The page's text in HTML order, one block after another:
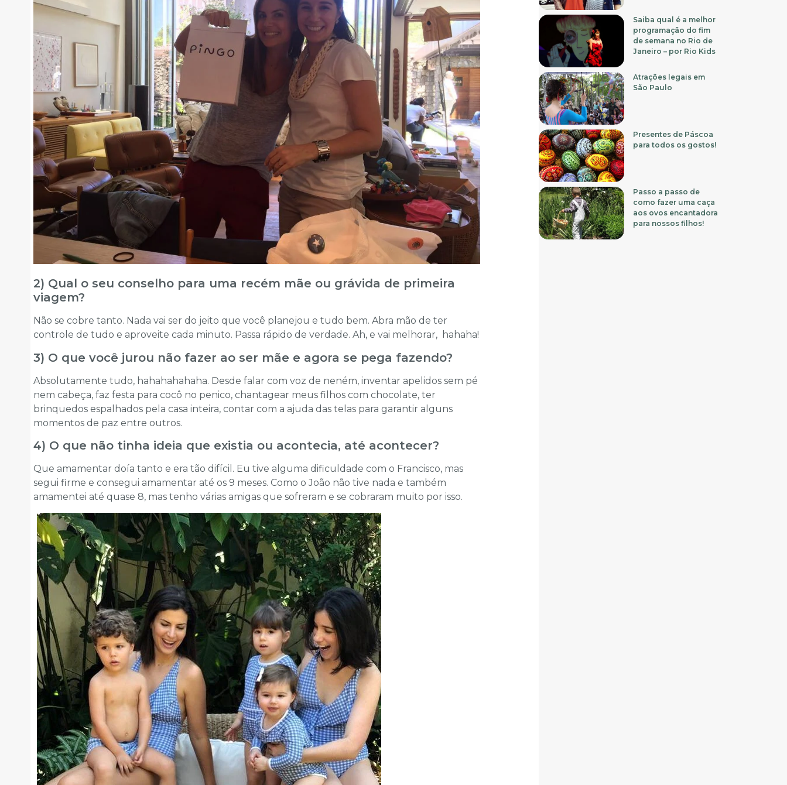
2) Qual o seu conselho para uma recém mãe ou grávida de primeira
viagem?
Não se cobre tanto. Nada vai ser do jeito que você planejou e tudo bem. Abra mão de ter
controle de tudo e aproveite cada minuto. Passa rápido de verdade. Ah, e vai melhorar, hahaha!
3) O que você jurou não fazer ao ser mãe e agora se pega fazendo?
Absolutamente tudo, hahahahahaha. Desde falar com voz de neném, inventar apelidos sem pé
nem cabeça, faz festa para cocô no penico, chantagear meus filhos com chocolate, ter
brinquedos espalhados pela casa inteira, contar com a ajuda das telas para garantir alguns
momentos de paz entre outros.
4) O que não tinha ideia que existia ou acontecia, até acontecer?
Que amamentar doía tanto e era tão difícil. Eu tive alguma dificuldade com o Francisco, mas
segui firme e consegui amamentar até os 9 meses. Como o João não tive nada e também
amamentei até quase 8, mas tenho várias amigas que sofreram e se cobraram muito por isso.
Saiba qual é a melhor
programação do fim
de semana no Rio de
Janeiro – por Rio Kids
Atrações legais em
São Paulo
Presentes de Páscoa
para todos os gostos!
Passo a passo de
como fazer uma caça
aos ovos encantadora
para nossos filhos!